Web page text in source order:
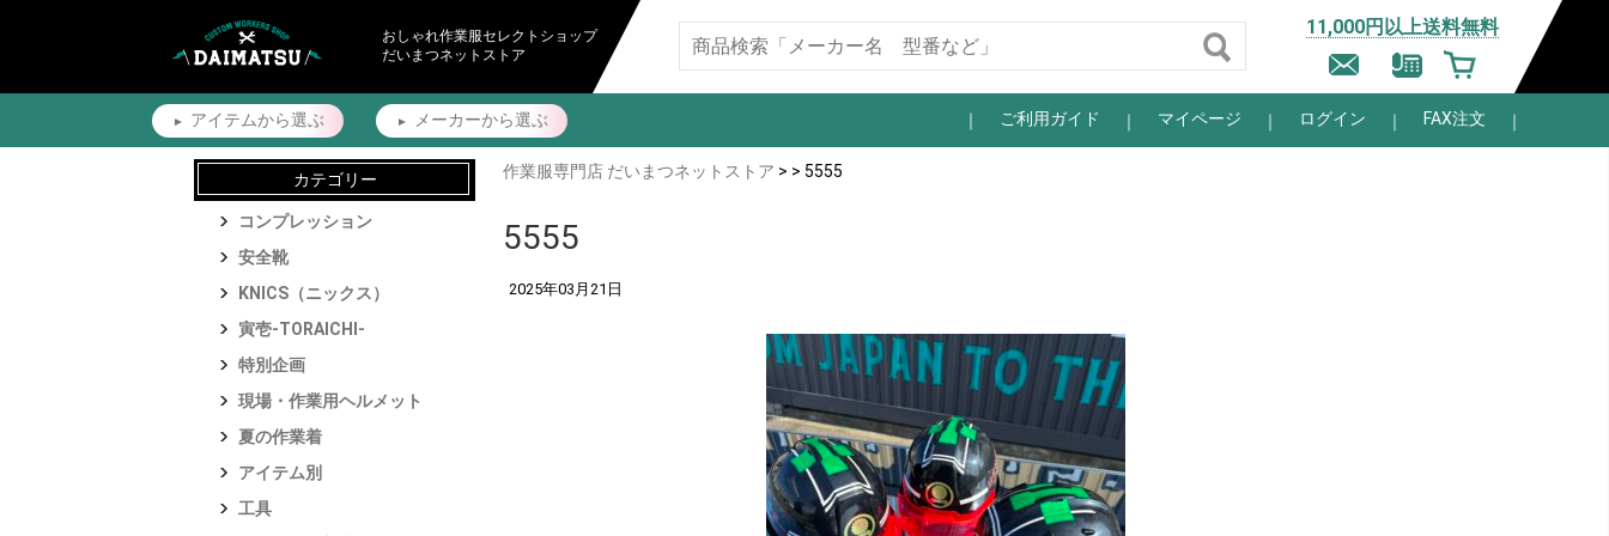
おしゃれ作業服セレクトショップ
だいまつネットストア
11,000円以上送料無料
アイテムから選ぶ メーカーから選ぶ ご利用ガイド マイページ ログイン FAX注文
作業服専門店 だいまつネットストア > > 5555
5555
2025年03月21日
カテゴリー
コンプレッション
安全靴
KNICS（ニックス）
寅壱-TORAICHI-
特別企画
現場・作業用ヘルメット
夏の作業着
アイテム別
工具